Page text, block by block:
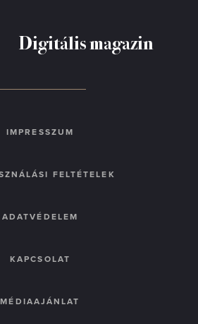
Digitális magazin
IMPRESSZUM
FELTÉTELEK
ADATVÉDELEM
KAPCSOLAT
MÉDIAAJÁNLAT